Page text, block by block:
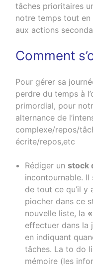
tâches prioritaires
notre temps tout
aux actions
Comment
Pour gérer sa
perdre du temps à
primordial, pour
alternance de
complexe/repos/
écrite/repos,etc
Rédiger un stock
incontournable. Il
de tout ce qu’il y
piocher dans ce
nouvelle liste, la
effectuer dans la
en indiquant
tâches. La to do
mémoire (les